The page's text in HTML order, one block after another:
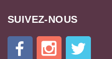
Cat
Flat
SUIVEZ-NOUS